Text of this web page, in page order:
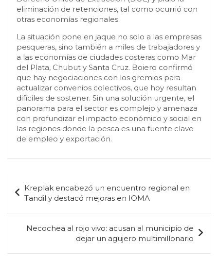
eliminación de retenciones, tal como ocurrió con
otras economías regionales.
La situación pone en jaque no solo a las empresas
pesqueras, sino también a miles de trabajadores y
a las economías de ciudades costeras como Mar
del Plata, Chubut y Santa Cruz. Boiero confirmó
que hay negociaciones con los gremios para
actualizar convenios colectivos, que hoy resultan
difíciles de sostener. Sin una solución urgente, el
panorama para el sector es complejo y amenaza
con profundizar el impacto económico y social en
las regiones donde la pesca es una fuente clave
de empleo y exportación.
de
entradas
Kreplak encabezó un encuentro regional en
Tandil y destacó mejoras en IOMA
Necochea al rojo vivo: acusan al municipio de
dejar un agujero multimillonario